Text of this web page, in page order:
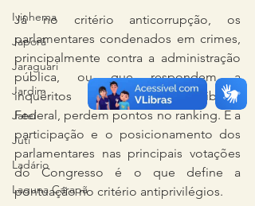
Ivinhema
Japorã
Jaraguari
Jardim
Jateí
Juti
Ladário
Laguna Carapã
Já no critério anticorrupção, os
parlamentares condenados em crimes,
principalmente contra a administração
pública, ou que respondem a
inquéritos do Supremo Tribunal
Federal, perdem pontos no ranking. E a
participação e o posicionamento dos
parlamentares nas principais votações
do Congresso é o que define a
pontuação no critério antiprivilégios.